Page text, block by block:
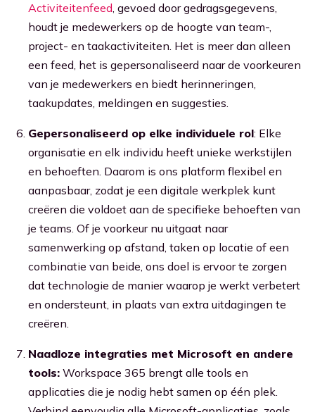
Activiteitenfeed, gevoed door gedragsgegevens,
houdt je medewerkers op de hoogte van team-,
project- en taakactiviteiten. Het is meer dan alleen
een feed, het is gepersonaliseerd naar de voorkeuren
van je medewerkers en biedt herinneringen,
taakupdates, meldingen en suggesties.
Gepersonaliseerd op elke individuele rol: Elke
organisatie en elk individu heeft unieke werkstijlen
en behoeften. Daarom is ons platform flexibel en
aanpasbaar, zodat je een digitale werkplek kunt
creëren die voldoet aan de specifieke behoeften van
je teams. Of je voorkeur nu uitgaat naar
samenwerking op afstand, taken op locatie of een
combinatie van beide, ons doel is ervoor te zorgen
dat technologie de manier waarop je werkt verbetert
en ondersteunt, in plaats van extra uitdagingen te
creëren.
Naadloze integraties met Microsoft en andere
tools: Workspace 365 brengt alle tools en
applicaties die je nodig hebt samen op één plek.